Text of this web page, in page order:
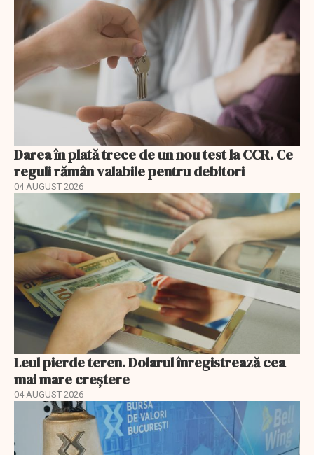
Darea în plată trece de un nou test la CCR. Ce
reguli rămân valabile pentru debitori
04 AUGUST 2026
Leul pierde teren. Dolarul înregistrează cea
mai mare creștere
04 AUGUST 2026